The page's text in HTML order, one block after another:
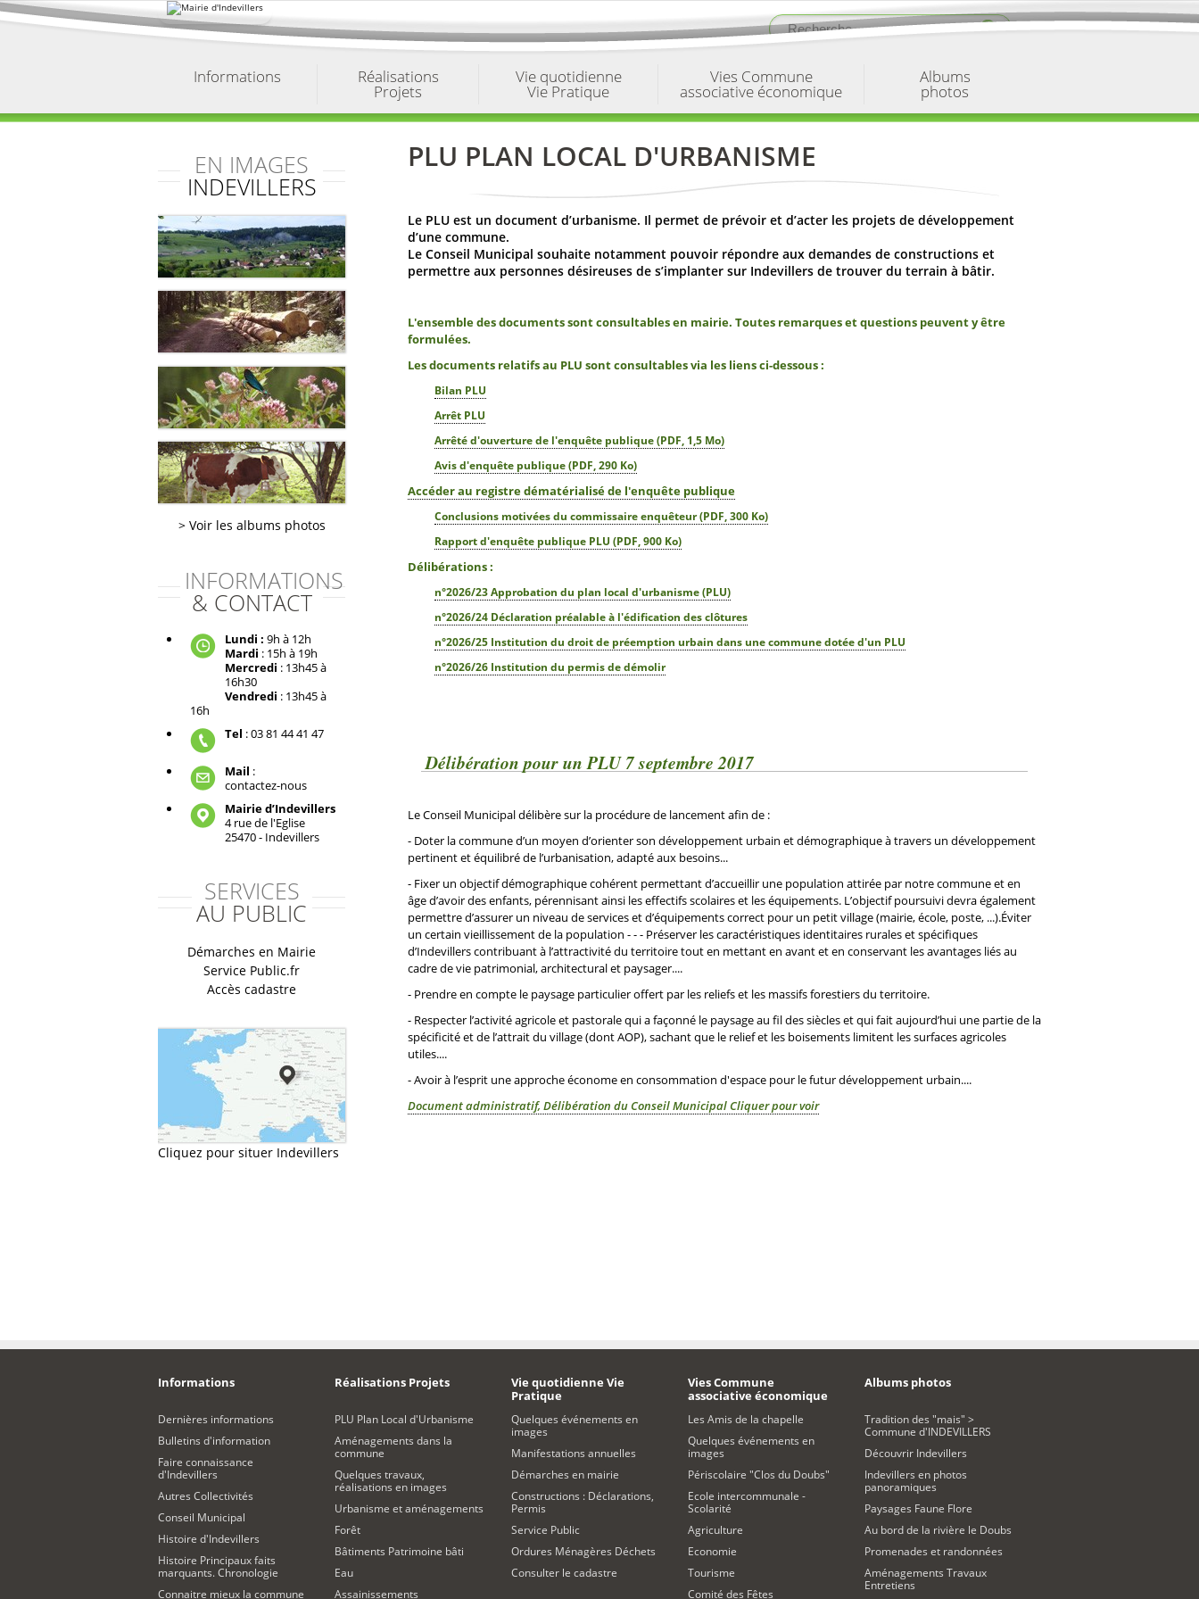
Aller
au
Informations Réalisations
Projets
Vie quotidienne
Vie Pratique
Vies Commune
associative économique
Albums
photos
EN IMAGES
INDEVILLERS
Voir les albums photos
INFORMATIONS
& CONTACT
Lundi : 9h à 12h
Mardi : 15h à 19h
Mercredi : 13h45 à
16h30
Vendredi : 13h45 à
16h
Tel : 03 81 44 41 47
Mail :
contactez-nous
Mairie d’Indevillers
4 rue de l'Eglise
25470 - Indevillers
SERVICES
AU PUBLIC
Démarches en Mairie
Service Public.fr
Accès cadastre
Cliquez pour situer Indevillers
PLU PLAN LOCAL D'URBANISME
Le PLU est un document d’urbanisme. Il permet de prévoir et d’acter les projets de développement
d’une commune.
Le Conseil Municipal souhaite notamment pouvoir répondre aux demandes de constructions et
permettre aux personnes désireuses de s’implanter sur Indevillers de trouver du terrain à bâtir.
L'ensemble des documents sont consultables en mairie. Toutes remarques et questions peuvent y être
formulées.
Les documents relatifs au PLU sont consultables via les liens ci-dessous :
Bilan PLU
Arrêt PLU
Arrêté d'ouverture de l'enquête publique (PDF, 1,5 Mo)
Avis d'enquête publique (PDF, 290 Ko)
Accéder au registre dématérialisé de l'enquête publique
Conclusions motivées du commissaire enquêteur (PDF, 300 Ko)
Rapport d'enquête publique PLU (PDF, 900 Ko)
Délibérations :
n°2026/23 Approbation du plan local d'urbanisme (PLU)
n°2026/24 Déclaration préalable à l'édification des clôtures
n°2026/25 Institution du droit de préemption urbain dans une commune dotée d'un PLU
n°2026/26 Institution du permis de démolir
Délibération pour un PLU 7 septembre 2017
Le Conseil Municipal délibère sur la procédure de lancement afin de :
- Doter la commune d’un moyen d’orienter son développement urbain et démographique à travers un développement
pertinent et équilibré de l’urbanisation, adapté aux besoins...
- Fixer un objectif démographique cohérent permettant d’accueillir une population attirée par notre commune et en
âge d’avoir des enfants, pérennisant ainsi les effectifs scolaires et les équipements. L’objectif poursuivi devra également
permettre d’assurer un niveau de services et d’équipements correct pour un petit village (mairie, école, poste, ...).Éviter
un certain vieillissement de la population - - - Préserver les caractéristiques identitaires rurales et spécifiques
d’Indevillers contribuant à l’attractivité du territoire tout en mettant en avant et en conservant les avantages liés au
cadre de vie patrimonial, architectural et paysager....
- Prendre en compte le paysage particulier offert par les reliefs et les massifs forestiers du territoire.
- Respecter l’activité agricole et pastorale qui a façonné le paysage au fil des siècles et qui fait aujourd’hui une partie de la
spécificité et de l’attrait du village (dont AOP), sachant que le relief et les boisements limitent les surfaces agricoles
utiles....
- Avoir à l’esprit une approche économe en consommation d'espace pour le futur développement urbain....
Document administratif, Délibération du Conseil Municipal Cliquer pour voir
Informations
Dernières informations
Bulletins d'information
Faire connaissance
d'Indevillers
Autres Collectivités
Conseil Municipal
Histoire d'Indevillers
Histoire Principaux faits
marquants. Chronologie
Connaitre mieux la commune
Réalisations Projets
PLU Plan Local d'Urbanisme
Aménagements dans la
commune
Quelques travaux,
réalisations en images
Urbanisme et aménagements
Forêt
Bâtiments Patrimoine bâti
Eau
Assainissements
Vie quotidienne Vie
Pratique
Quelques événements en
images
Manifestations annuelles
Démarches en mairie
Constructions : Déclarations,
Permis
Service Public
Ordures Ménagères Déchets
Consulter le cadastre
Vies Commune
associative économique
Les Amis de la chapelle
Quelques événements en
images
Périscolaire "Clos du Doubs"
Ecole intercommunale -
Scolarité
Agriculture
Economie
Tourisme
Comité des Fêtes
Albums photos
Tradition des "mais" >
Commune d'INDEVILLERS
Découvrir Indevillers
Indevillers en photos
panoramiques
Paysages Faune Flore
Au bord de la rivière le Doubs
Promenades et randonnées
Aménagements Travaux
Entretiens